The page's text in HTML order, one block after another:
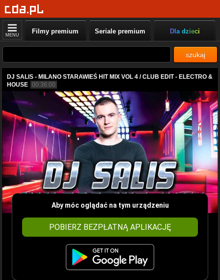
MENU Filmy premium Seriale premium Dla dzieci
szukaj
DJ SALIS - MILANO STARAWIEŚ HIT MIX VOL 4 / CLUB EDIT - ELECTRO &
HOUSE 00:36:00
Aby móc oglądać na tym urządzeniu
POBIERZ BEZPŁATNĄ APLIKACJĘ